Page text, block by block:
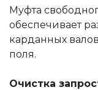
Муфта
обеспечивает
карданных
поля.
Очистка